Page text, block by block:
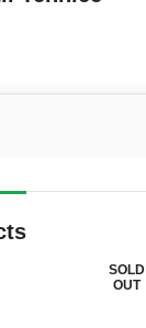
SOLD
OUT